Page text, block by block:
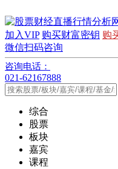
加入VIP 购买财富密钥 购
微信扫码咨询
咨询电话：
021-62167888
综合
股票
板块
嘉宾
课程